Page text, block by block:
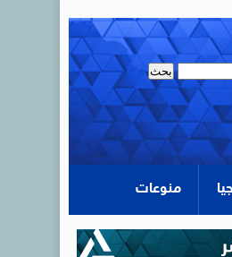
منوعات